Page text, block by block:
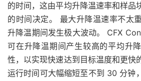
的时间，这由平均升降温速率和样品
的时间决定。 最大升降温速率不太
升降温期间发生极大波动。 CFX
可在升降温期间产生较高的平均升
性，以实现快速达到目标温度和更快
运行时间可大幅缩短至不到 30 分钟